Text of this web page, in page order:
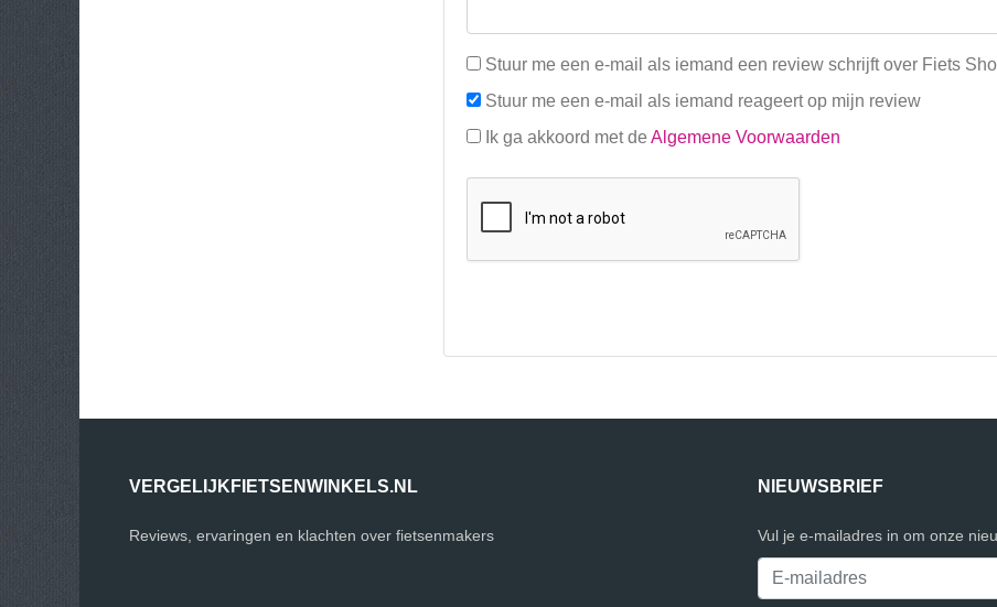
Stuur me een e-mail als iemand een review schrijft over Fiets
Stuur me een e-mail als iemand reageert op mijn review
Ik ga akkoord met de Algemene Voorwaarden
VERGELIJKFIETSENWINKELS.NL
Reviews, ervaringen en klachten over fietsenmakers
NIEUWSBRIEF
Vul je e-mailadres in om onze